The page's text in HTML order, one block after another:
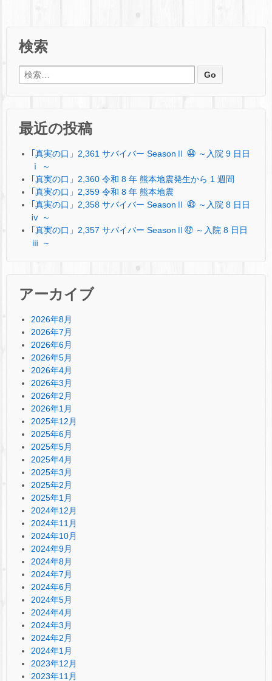
検索
検索:
最近の投稿
｢真実の口」2,361 サバイバー SeasonⅡ ㊹ ～入院 9 日日
ⅰ ～
｢真実の口」2,360 令和 8 年 熊本地震発生から 1 週間
｢真実の口」2,359 令和 8 年 熊本地震
｢真実の口」2,358 サバイバー SeasonⅡ ㊸ ～入院 8 日日
ⅳ ～
｢真実の口」2,357 サバイバー SeasonⅡ㊷ ～入院 8 日日
ⅲ ～
アーカイブ
2026年8月
2026年7月
2026年6月
2026年5月
2026年4月
2026年3月
2026年2月
2026年1月
2025年12月
2025年6月
2025年5月
2025年4月
2025年3月
2025年2月
2025年1月
2024年12月
2024年11月
2024年10月
2024年9月
2024年8月
2024年7月
2024年6月
2024年5月
2024年4月
2024年3月
2024年2月
2024年1月
2023年12月
2023年11月